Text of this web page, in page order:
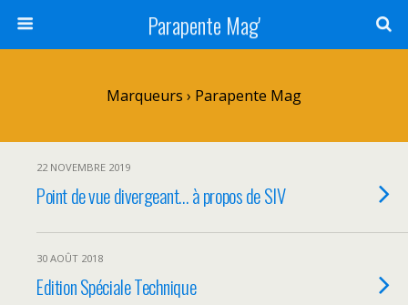
Parapente Mag'
Marqueurs › Parapente Mag
22 NOVEMBRE 2019
Point de vue divergeant… à propos de SIV
30 AOÛT 2018
Edition Spéciale Technique